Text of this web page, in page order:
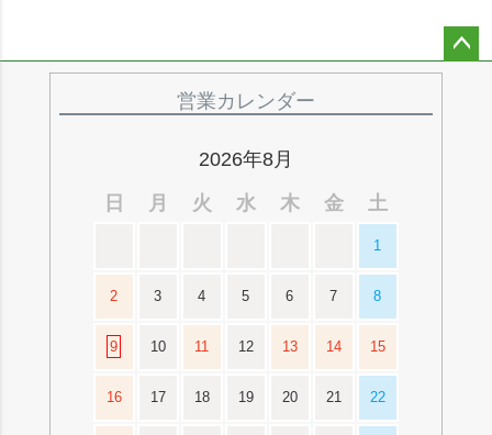
営業カレンダー
2026年8月
日
月 火 水 木 金 土
1
2 3 4 5 6 7 8
9 10 11 12 13 14 15
16 17 18 19 20 21 22